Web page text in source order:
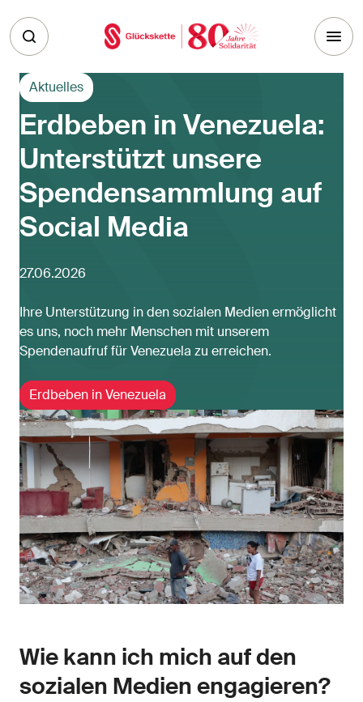
Aktuelles
Erdbeben in Venezuela:
Unterstützt unsere
Spendensammlung auf
Social Media
27.06.2026
Ihre Unterstützung in den sozialen Medien ermöglicht
es uns, noch mehr Menschen mit unserem
Spendenaufruf für Venezuela zu erreichen.
Erdbeben in Venezuela
Wie kann ich mich auf den
sozialen Medien engagieren?